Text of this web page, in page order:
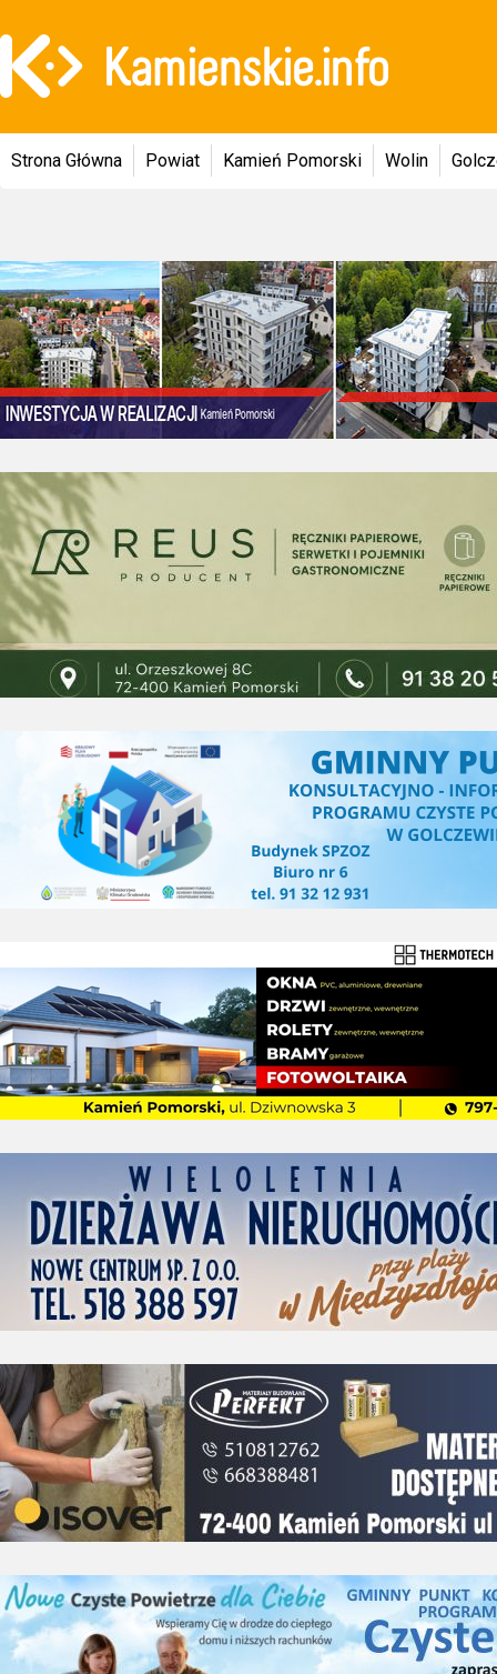
Strona Główna Powiat Kamień Pomorski Wolin